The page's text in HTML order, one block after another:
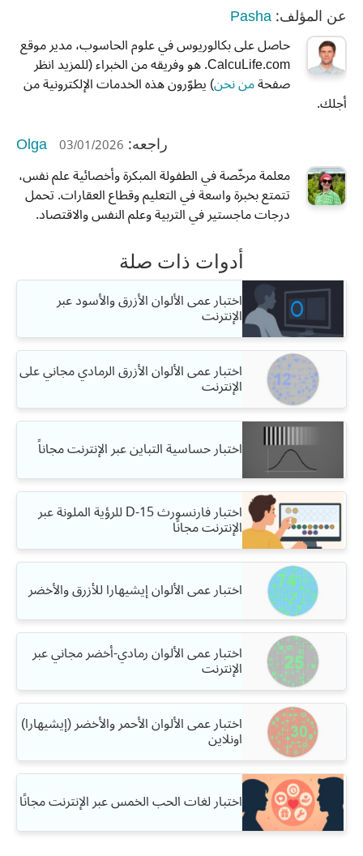
عن المؤلف: Pasha
حاصل على بكالوريوس في علوم الحاسوب، مدير موقع
CalcuLife.com. هو وفريقه من الخبراء (للمزيد انظر
صفحةمن نحن) يطوّرون هذه الخدمات الإلكترونية من
أجلك.
راجعه: Olga 03/01/2026
معلمة مرخّصة في الطفولة المبكرة وأخصائية علم نفس،
تتمتع بخبرة واسعة في التعليم وقطاع العقارات. تحمل
درجات ماجستير في التربية وعلم النفس والاقتصاد.
أدوات ذات صلة
اختبار عمى الألوان الأزرق والأسود عبر
الإنترنت
اختبار عمى الألوان الأزرق الرمادي مجاني على
الإنترنت
اختبار حساسية التباين عبر الإنترنت مجاناً
اختبار فارنسورث D-15 للرؤية الملونة عبر
الإنترنت مجانًا
اختبار عمى الألوان إيشيهارا للأزرق والأخضر
اختبار عمى الألوان رمادي-أخضر مجاني عبر
الإنترنت
اختبار عمى الألوان الأحمر والأخضر (إيشيهارا)
اونلاين
اختبار لغات الحب الخمس عبر الإنترنت مجانًا